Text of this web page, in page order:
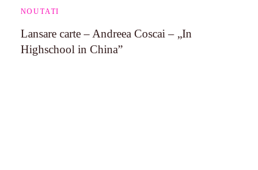
NOUTATI
Lansare carte – Andreea Coscai – „In
Highschool in China”